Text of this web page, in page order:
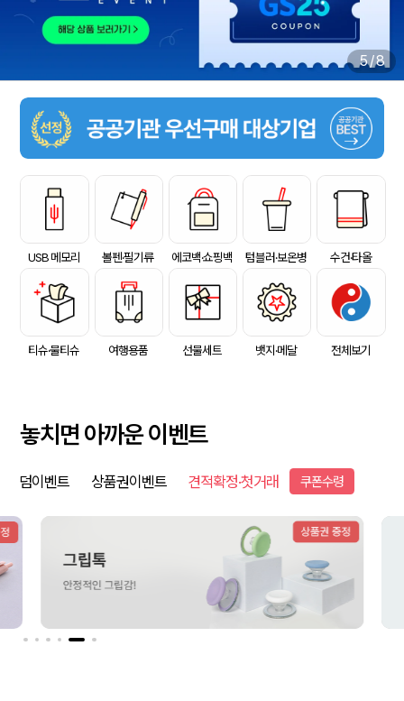
6/8
USB 메모리 볼펜·필기류 에코백·쇼핑백 텀블러·보온병 수건·타올
티슈·물티슈 여행용품 선물세트 뱃지·메달 전체보기
놓치면 아까운 이벤트
덤이벤트 상품권이벤트 견적확정·첫거래 쿠폰수령